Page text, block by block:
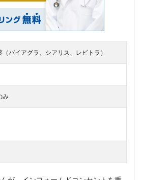
（バイアグラ、シアリス、レビトラ）
み